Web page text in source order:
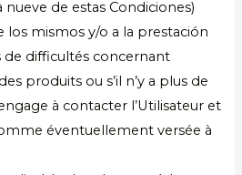
de estas Condiciones)
los mismos y/o a la prestación
de difficultés concernant
produits ou s’il n’y a plus de
à contacter l’Utilisateur et
éventuellement versée à